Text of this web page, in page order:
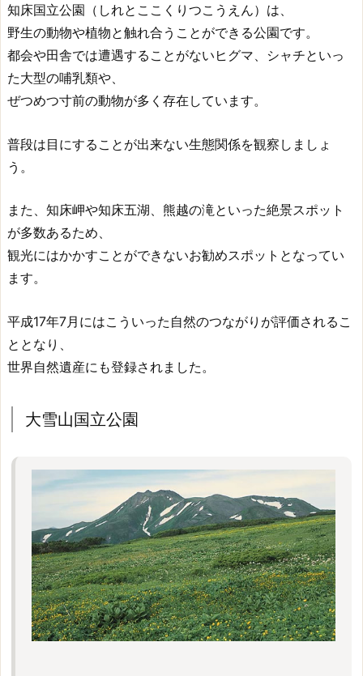
知床国立公園（しれとここくりつこうえん）は、
野生の動物や植物と触れ合うことができる公園です。
都会や田舎では遭遇することがないヒグマ、シャチといっ
た大型の哺乳類や、
ぜつめつ寸前の動物が多く存在しています。
普段は目にすることが出来ない生態関係を観察しましょ
う。
また、知床岬や知床五湖、熊越の滝といった絶景スポット
が多数あるため、
観光にはかかすことができないお勧めスポットとなってい
ます。
平成17年7月にはこういった自然のつながりが評価されるこ
ととなり、
世界自然遺産にも登録されました。
大雪山国立公園